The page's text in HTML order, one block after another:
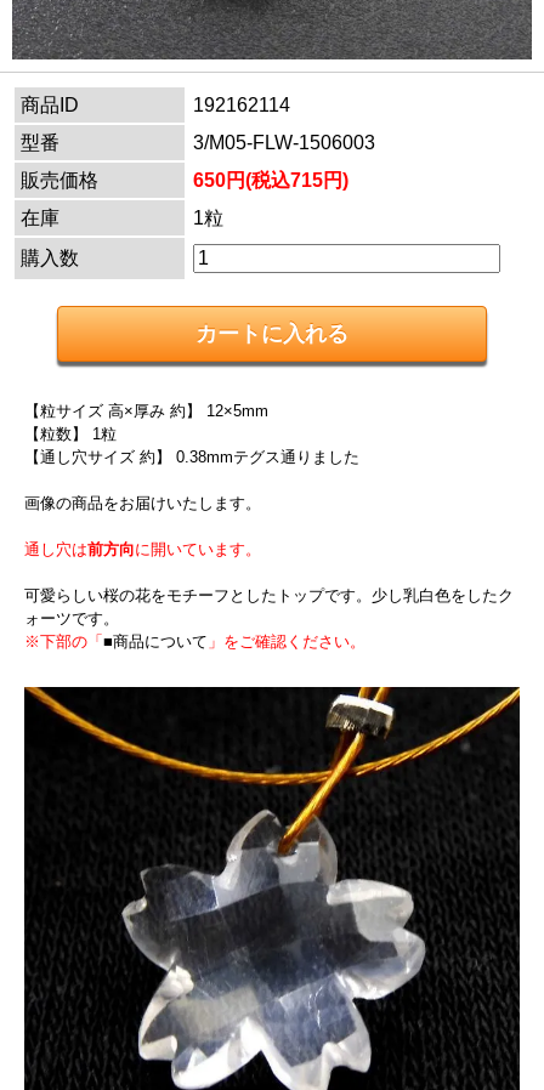
商品ID
192162114
型番
3/M05-FLW-1506003
販売価格
650円(税込715円)
在庫
1粒
購入数
【粒サイズ 高×厚み 約】 12×5mm
【粒数】 1粒
【通し穴サイズ 約】 0.38mmテグス通りました
画像の商品をお届けいたします。
通し穴は前方向に開いています。
可愛らしい桜の花をモチーフとしたトップです。少し乳白色をしたク
ォーツです。
※下部の「 ■商品について 」をご確認ください。